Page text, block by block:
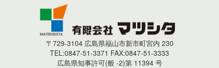
〒729-3104 広島県福山市新市町宮内 230
TEL:0847-51-3371 FAX:0847-51-3333
広島県知事許可(般 -2)第 11394 号